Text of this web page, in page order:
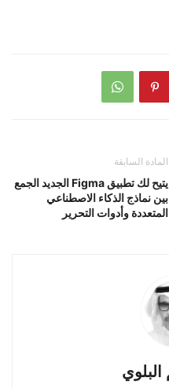
المادة السابقة
يتيح لك تطبيق Figma الجديد الجمع
بين نماذج الذكاء الاصطناعي
المتعددة وأدوات التحرير
البلوي